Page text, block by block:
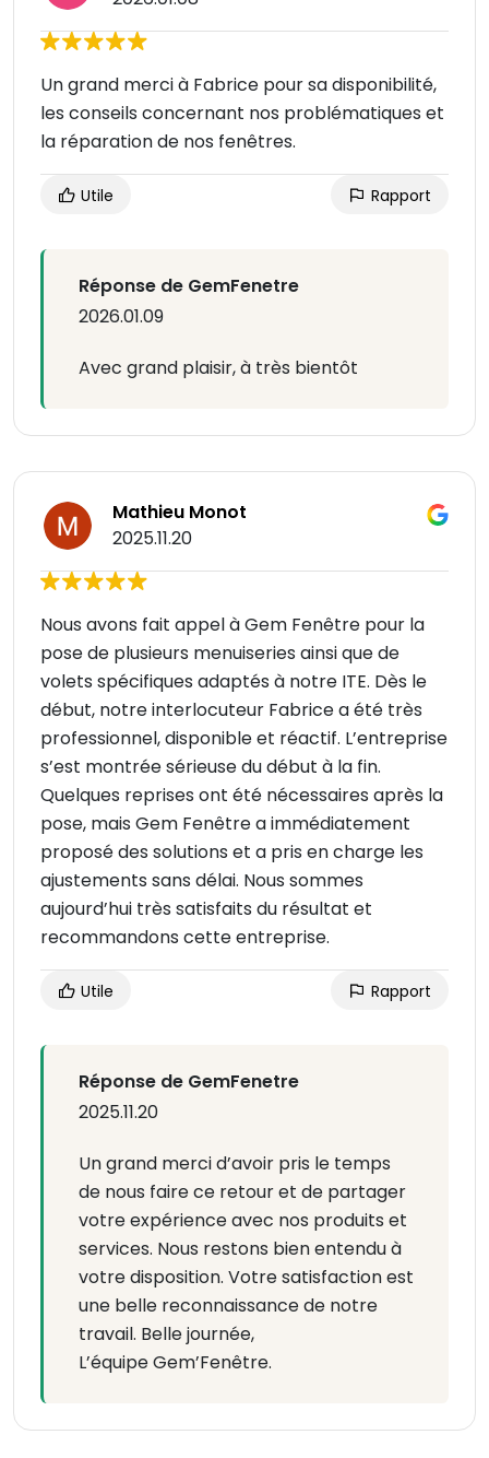
Un grand merci à Fabrice pour sa disponibilité,
les conseils concernant nos problématiques et
la réparation de nos fenêtres.
Utile Rapport
Réponse de GemFenetre
2026.01.09
Avec grand plaisir, à très bientôt
Mathieu Monot
2025.11.20
Nous avons fait appel à Gem Fenêtre pour la
pose de plusieurs menuiseries ainsi que de
volets spécifiques adaptés à notre ITE. Dès le
début, notre interlocuteur Fabrice a été très
professionnel, disponible et réactif. L’entreprise
s’est montrée sérieuse du début à la fin.
Quelques reprises ont été nécessaires après la
pose, mais Gem Fenêtre a immédiatement
proposé des solutions et a pris en charge les
ajustements sans délai. Nous sommes
aujourd’hui très satisfaits du résultat et
recommandons cette entreprise.
Utile Rapport
Réponse de GemFenetre
2025.11.20
Un grand merci d’avoir pris le temps
de nous faire ce retour et de partager
votre expérience avec nos produits et
services. Nous restons bien entendu à
votre disposition. Votre satisfaction est
une belle reconnaissance de notre
travail. Belle journée,
L’équipe Gem’Fenêtre.